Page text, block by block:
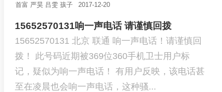
首富 严昊 吕雯 孩子 2017-12-20
15652570131响一声电话 请谨慎回拨
15652570131 北京 联通 响一声电话！请谨慎回
拨！ 此号码近期被369位360手机卫士用户标
记，疑似为响一声电话！ 有用户反映，该电话甚
至在凌晨也会响一声电话，这种骚...